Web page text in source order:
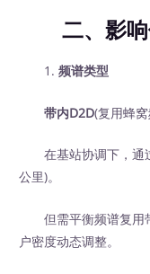
二、影响
1.频谱类型
带内D2D(复用蜂窝
在基站协调下，通
公里)。
但需平衡频谱复用
户密度动态调整。